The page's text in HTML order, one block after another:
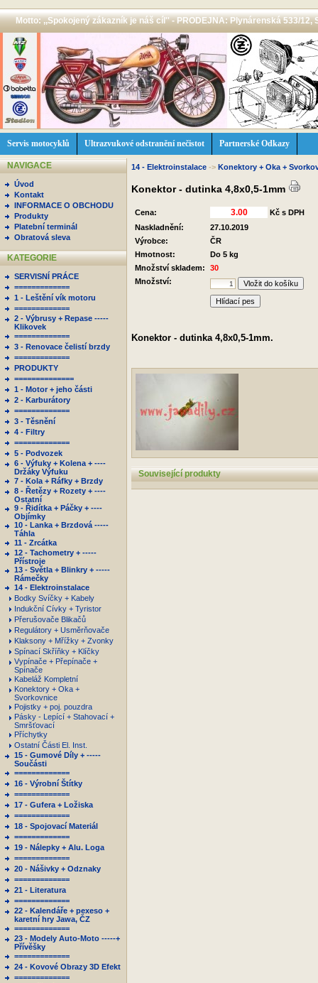
Motto: ,,Spokojený zákazník je náš cíl'' - PRODEJNA: Plynárenská 533/12,
Servis motocyklů Ultrazvukové odstranění nečistot Partnerské Odkazy
NAVIGACE
Úvod
Kontakt
INFORMACE O OBCHODU
Produkty
Platební terminál
Obratová sleva
KATEGORIE
SERVISNÍ PRÁCE
=============
1 - Leštění vík motoru
=============
2 - Výbrusy + Repase -----
Klikovek
=============
3 - Renovace čelistí brzdy
=============
PRODUKTY
==============
1 - Motor + jeho části
2 - Karburátory
=============
3 - Těsnění
4 - Filtry
=============
5 - Podvozek
6 - Výfuky + Kolena + ----
Držáky Výfuku
7 - Kola + Ráfky + Brzdy
8 - Řetězy + Rozety + ----
Ostatní
9 - Řidítka + Páčky + ----
Objímky
10 - Lanka + Brzdová -----
Táhla
11 - Zrcátka
12 - Tachometry + -----
Přístroje
13 - Světla + Blinkry + -----
Rámečky
14 - Elektroinstalace
Bodky Svíčky + Kabely
Indukční Cívky + Tyristor
Přerušovače Blikačů
Regulátory + Usměrňovače
Klaksony + Mřížky + Zvonky
Spínací Skříňky + Klíčky
Vypínače + Přepínače +
Spínače
Kabeláž Kompletní
Konektory + Oka +
Svorkovnice
Pojistky + poj. pouzdra
Pásky - Lepící + Stahovací +
Smršťovací
Příchytky
Ostatní Části El. Inst.
15 - Gumové Díly + -----
Součásti
=============
16 - Výrobní Štítky
=============
17 - Gufera + Ložiska
=============
18 - Spojovací Materiál
=============
19 - Nálepky + Alu. Loga
=============
20 - Nášivky + Odznaky
=============
21 - Literatura
=============
22 - Kalendáře + pexeso +
karetní hry Jawa, ČZ
=============
23 - Modely Auto-Moto -----+
Přívěšky
=============
24 - Kovové Obrazy 3D Efekt
=============
14 - Elektroinstalace -> Konektory + Oka +
Konektor - dutinka 4,8x0,5-1mm
Cena:
Kč s DPH
Naskladnění:
27.10.2019
Výrobce:
ČR
Hmotnost:
Do 5 kg
Množství skladem:
30
Množství:
Hlídací pes
Konektor - dutinka 4,8x0,5-1mm.
Související produkty